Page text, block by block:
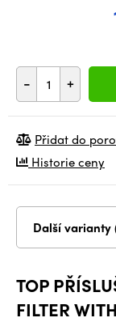
- +
Přidat do
Historie ceny
TOP
FILTER